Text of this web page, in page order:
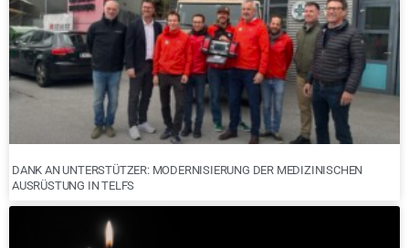
DANK AN UNTERSTÜTZER: MODERNISIERUNG DER MEDIZINISCHEN
AUSRÜSTUNG IN TELFS